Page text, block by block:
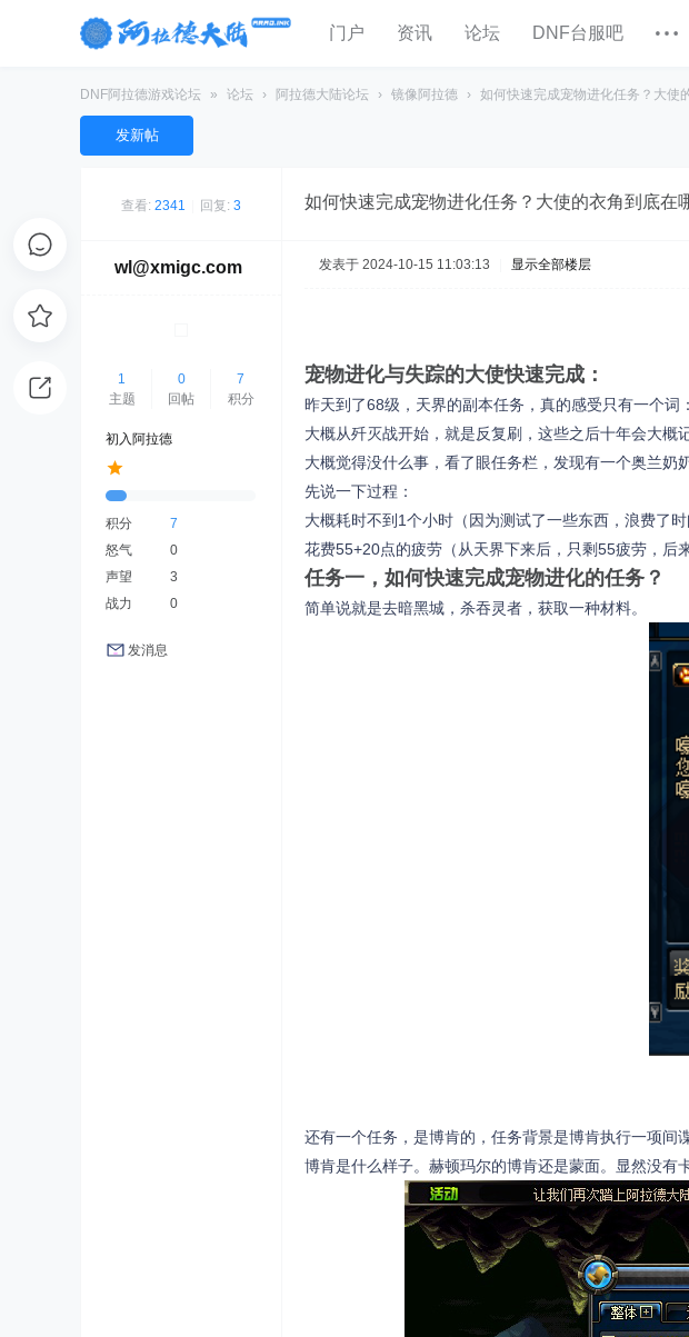
门户 资讯 论坛 DNF台服吧
DNF阿拉德游戏论坛 » 论坛 › 阿拉德大陆论坛 › 镜像阿拉德 › 如何快速完成宠物进化任务？大使
发新帖
查看: 2341 回复: 3 如何快速完成宠物进化任务？大使的衣角到底在
wl@xmigc.com
1
主题
0
回帖
7
积分
初入阿拉德
积分
7
怒气
0
声望
3
战力
0
发消息
发表于 2024-10-15 11:03:13 显示全部楼层
宠物进化与失踪的大使快速完成：
昨天到了68级，天界的副本任务，真的感受只有一个词
大概从歼灭战开始，就是反复刷，这些之后十年会大概
大概觉得没什么事，看了眼任务栏，发现有一个奥兰奶
先说一下过程：
大概耗时不到1个小时（因为测试了一些东西，浪费了时
花费55+20点的疲劳（从天界下来后，只剩55疲劳，后
任务一，如何快速完成宠物进化的任务？
简单说就是去暗黑城，杀吞灵者，获取一种材料。
还有一个任务，是博肯的，任务背景是博肯执行一项
博肯是什么样子。赫顿玛尔的博肯还是蒙面。显然没有